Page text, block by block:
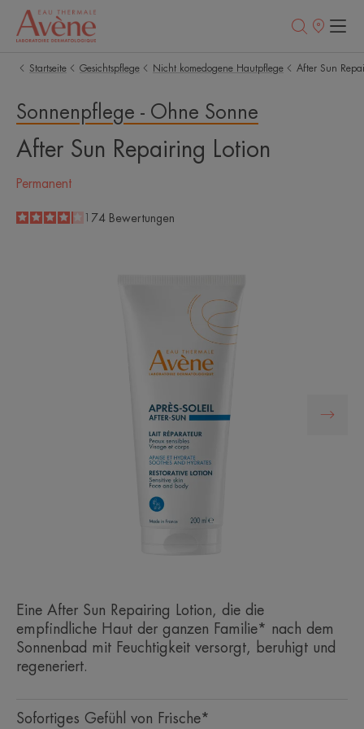
Startseite Gesichtspflege Nicht komedogene Hautpflege After Sun
Sonnenpflege - Ohne Sonne
After Sun Repairing Lotion
Permanent
4.1
/5174 Bewertungen
Eine After Sun Repairing Lotion, die die
empfindliche Haut der ganzen Familie* nach dem
Sonnenbad mit Feuchtigkeit versorgt, beruhigt und
regeneriert.
Sofortiges Gefühl von Frische*